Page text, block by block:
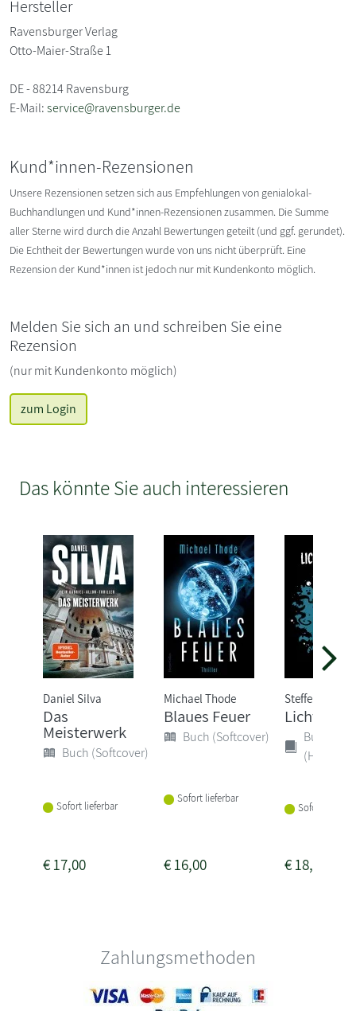
Hersteller
Ravensburger Verlag
Otto-Maier-Straße 1
DE - 88214 Ravensburg
E-Mail:service@ravensburger.de
Kund*innen-Rezensionen
Unsere Rezensionen setzen sich aus Empfehlungen von genialokal-
Buchhandlungen und Kund*innen-Rezensionen zusammen. Die Summe
aller Sterne wird durch die Anzahl Bewertungen geteilt (und ggf. gerundet).
Die Echtheit der Bewertungen wurde von uns nicht überprüft. Eine
Rezension der Kund*innen ist jedoch nur mit Kundenkonto möglich.
Melden Sie sich an und schreiben Sie eine
Rezension
(nur mit Kundenkonto möglich)
zum Login
Das könnte Sie auch interessieren
Daniel Silva
Das
Meisterwerk
Buch (Softcover)
Sofort lieferbar
€17,00
Michael Thode
Blaues Feuer
Buch (Softcover)
Sofort lieferbar
€16,00
Steffen
Licht ins
Buch
Sofort
€18,00
Zahlungsmethoden